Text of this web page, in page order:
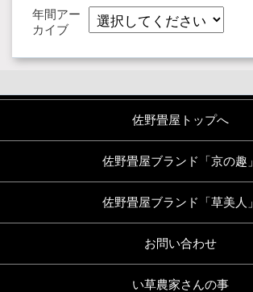
年間アー
カイブ
佐野畳屋トップへ
佐野畳屋ブランド「京の趣」
佐野畳屋ブランド「草美人」
お問い合わせ
い草農家さんの事